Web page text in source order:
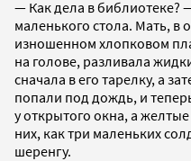
— Как дела в библиотеке?
маленького стола. Мать, в
изношенном хлопковом
на голове, разливала
сначала в его тарелку, а
попали под дождь, и
у открытого окна, а
них, как три маленьких
шеренгу.